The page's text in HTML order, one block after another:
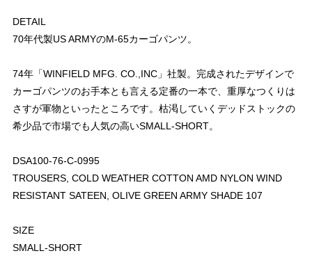
DETAIL
70年代製US ARMYのM-65カーゴパンツ。
74年「WINFIELD MFG. CO.,INC」社製。完成されたデザインで
カーゴパンツのお手本とも言える定番の一本で、重厚なつくりは
さすが軍物といったところです。枯渇していくデッドストックの
希少品で市場でも人気の高いSMALL-SHORT。
DSA100-76-C-0995
TROUSERS, COLD WEATHER COTTON AMD NYLON WIND
RESISTANT SATEEN, OLIVE GREEN ARMY SHADE 107
SIZE
SMALL-SHORT